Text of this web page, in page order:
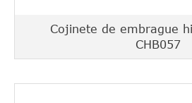
Cojinete de embrague
CHB057